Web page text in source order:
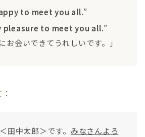
to meet you all.”
pleasure to meet you all.”
お会いできてうれしいです。」
田中太郎＞です。 みなさんよろ